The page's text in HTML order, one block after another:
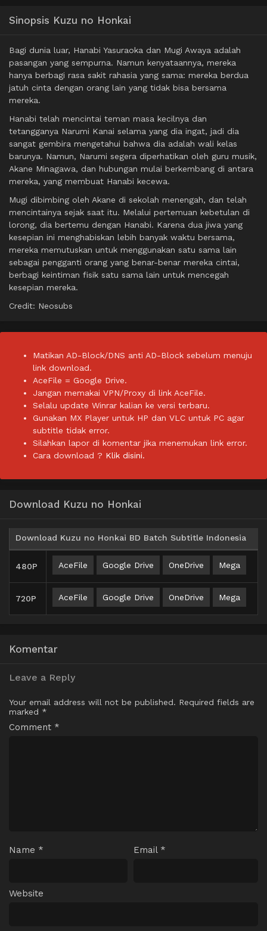
Sinopsis Kuzu no Honkai
Bagi dunia luar, Hanabi Yasuraoka dan Mugi Awaya adalah
pasangan yang sempurna. Namun kenyataannya, mereka
hanya berbagi rasa sakit rahasia yang sama: mereka berdua
jatuh cinta dengan orang lain yang tidak bisa bersama
mereka.
Hanabi telah mencintai teman masa kecilnya dan
tetangganya Narumi Kanai selama yang dia ingat, jadi dia
sangat gembira mengetahui bahwa dia adalah wali kelas
barunya. Namun, Narumi segera diperhatikan oleh guru musik,
Akane Minagawa, dan hubungan mulai berkembang di antara
mereka, yang membuat Hanabi kecewa.
Mugi dibimbing oleh Akane di sekolah menengah, dan telah
mencintainya sejak saat itu. Melalui pertemuan kebetulan di
lorong, dia bertemu dengan Hanabi. Karena dua jiwa yang
kesepian ini menghabiskan lebih banyak waktu bersama,
mereka memutuskan untuk menggunakan satu sama lain
sebagai pengganti orang yang benar-benar mereka cintai,
berbagi keintiman fisik satu sama lain untuk mencegah
kesepian mereka.
Credit: Neosubs
Matikan AD-Block/DNS anti AD-Block sebelum menuju
link download.
AceFile = Google Drive.
Jangan memakai VPN/Proxy di link AceFile.
Selalu update Winrar kalian ke versi terbaru.
Gunakan MX Player untuk HP dan VLC untuk PC agar
subtitle tidak error.
Silahkan lapor di komentar jika menemukan link error.
Cara download ? Klik disini.
Download Kuzu no Honkai
Download Kuzu no Honkai BD Batch Subtitle Indonesia
480P AceFile Google Drive OneDrive Mega
720P AceFile Google Drive OneDrive Mega
Komentar
Leave a Reply
Your email address will not be published. Required fields are
marked *
Comment *
Name * Email *
Website